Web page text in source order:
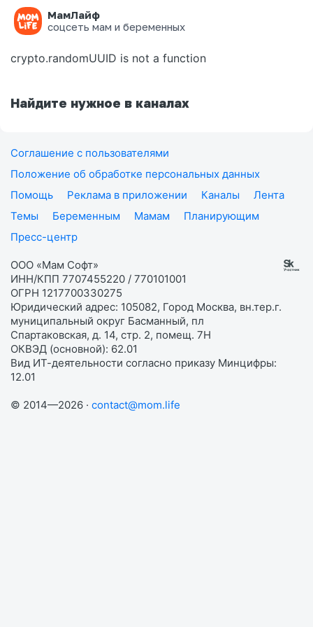
МамЛайф
соцсеть мам и беременных
Ошибка на странице
crypto.randomUUID is not a function
Найдите нужное в каналах
Соглашение с пользователями
Положение об обработке персональных данных
Помощь
Реклама в приложении Каналы
Лента
Темы
Беременным Мамам
Планирующим
Пресс-центр
ООО «Мам Софт»
ИНН/КПП 7707455220 / 770101001
ОГРН 1217700330275
Юридический адрес: 105082, Город Москва, вн.тер.г.
муниципальный округ Басманный, пл
Спартаковская, д. 14, стр. 2, помещ. 7Н
ОКВЭД (основной): 62.01
Вид ИТ-деятельности согласно приказу Минцифры:
12.01
© 2014—2026 · contact@mom.life